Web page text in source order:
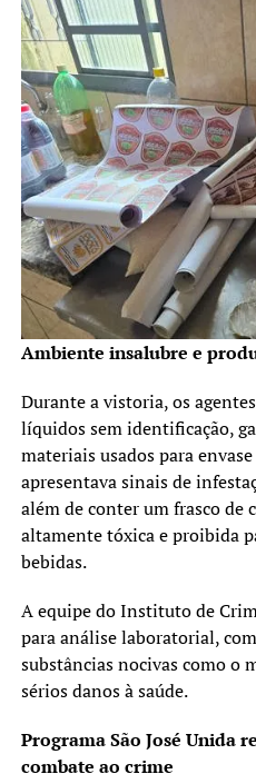
Ambiente insalubre e
Durante a vistoria, os
líquidos sem identificação,
materiais usados para
apresentava sinais de
além de conter um frasco
altamente tóxica e proibida
bebidas.
A equipe do Instituto de
para análise laboratorial,
substâncias nocivas como o
sérios danos à saúde.
Programa São José Unida
combate ao crime